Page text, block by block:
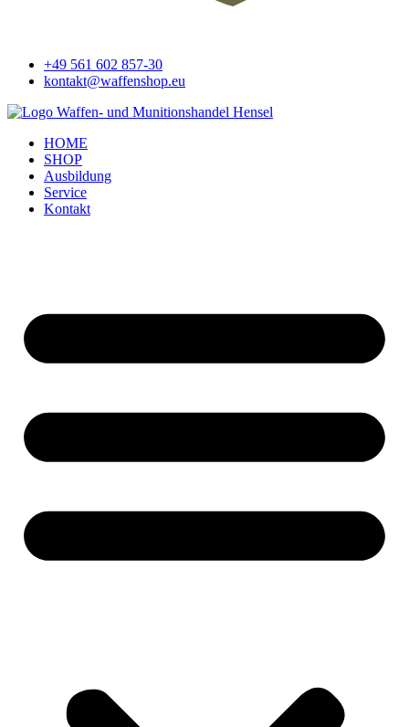
+49 561 602 857-30
kontakt@waffenshop.eu
HOME
SHOP
Ausbildung
Service
Kontakt